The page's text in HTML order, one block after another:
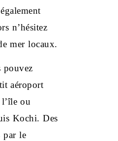
n’hésitez
mer locaux.
pouvez
aéroport
ou
Kochi. Des
par le